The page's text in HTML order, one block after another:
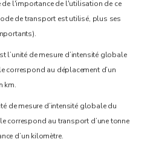
l'importance de l'utilisation de ce
de transport est utilisé, plus ses
l’unité de mesure d’intensité globale
correspond au déplacement d’un
km.
de mesure d’intensité globale du
correspond au transport d’une tonne
d’un kilomètre.